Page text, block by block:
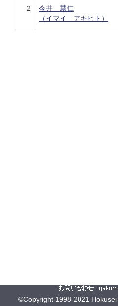
2
今井 慧仁
（イマイ アキヒト）
©Copyright 1998-2021